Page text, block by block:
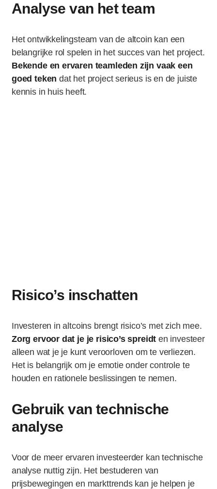
Analyse van het team
Het ontwikkelingsteam van de altcoin kan een
belangrijke rol spelen in het succes van het project.
Bekende en ervaren teamleden zijn vaak een
goed teken dat het project serieus is en de juiste
kennis in huis heeft.
Risico’s inschatten
Investeren in altcoins brengt risico’s met zich mee.
Zorg ervoor dat je je risico’s spreidt en investeer
alleen wat je je kunt veroorloven om te verliezen.
Het is belangrijk om je emotie onder controle te
houden en rationele beslissingen te nemen.
Gebruik van technische
analyse
Voor de meer ervaren investeerder kan technische
analyse nuttig zijn. Het bestuderen van
prijsbewegingen en markttrends kan je helpen je